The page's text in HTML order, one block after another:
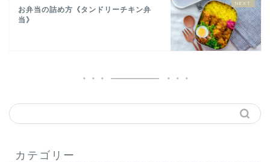
お弁当の詰め方《タンドリーチキン弁
当》
カテゴリー